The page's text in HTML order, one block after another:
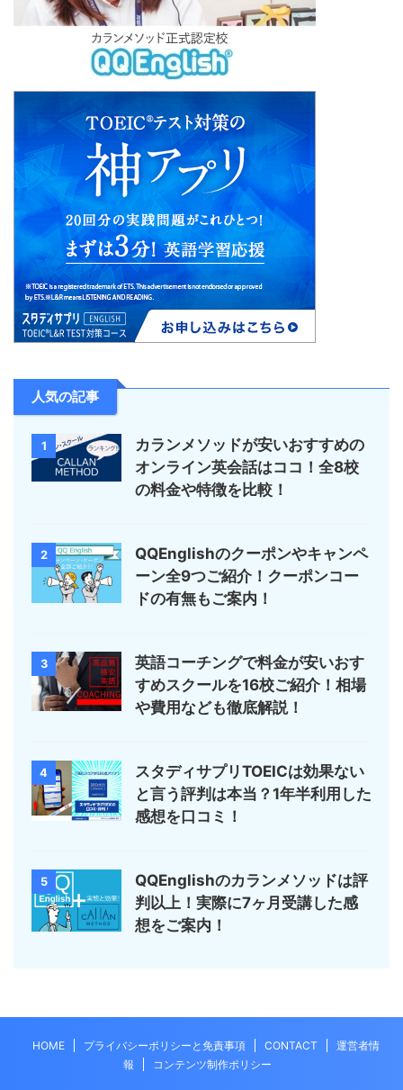
人気の記事
1
カランメソッドが安いおすすめの
オンライン英会話はココ！全8校
の料金や特徴を比較！
2
QQEnglishのクーポンやキャンペ
ーン全9つご紹介！クーポンコー
ドの有無もご案内！
3
英語コーチングで料金が安いおす
すめスクールを16校ご紹介！相場
や費用なども徹底解説！
4
スタディサプリTOEICは効果ない
と言う評判は本当？1年半利用した
感想を口コミ！
5
QQEnglishのカランメソッドは評
判以上！実際に7ヶ月受講した感
想をご案内！
HOME プライバシーポリシーと免責事項 CONTACT
運営者情
報
コンテンツ制作ポリシー